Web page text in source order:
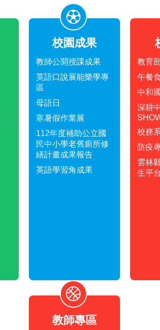
校園成果
教師公開授課成果
英語口說展能樂學專
區
母語日
寒暑假作業展
112年度補助公立國
民中小學老舊廁所修
繕計畫成果報告
英語學習角成果
教育
午餐
中和
深耕
校務
防疫
雲林
生平台
教師專區